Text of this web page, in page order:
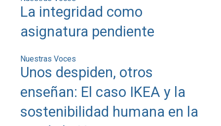
La integridad como
asignatura pendiente
Nuestras Voces
Unos despiden, otros
enseñan: El caso IKEA y la
sostenibilidad humana en la